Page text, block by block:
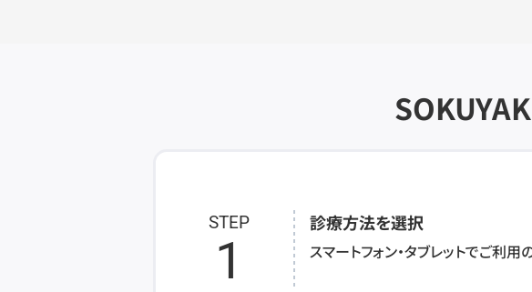
STEP
1
診療方法を選択
スマートフォン・タブレットでご利